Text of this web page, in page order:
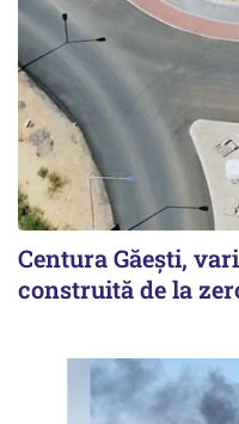
Centura Găești,
construită de la